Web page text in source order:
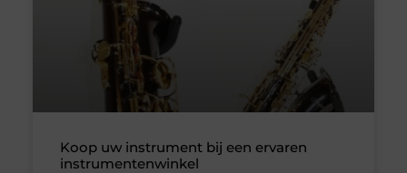
Koop uw instrument bij een ervaren
instrumentenwinkel